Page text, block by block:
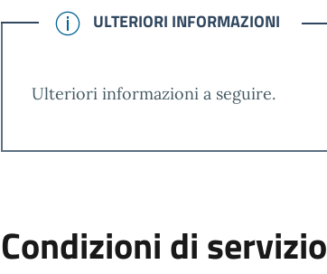
CONFERMATO
ULTERIORI INFORMAZIONI
Ulteriori informazioni a seguire.
Condizioni di servizio